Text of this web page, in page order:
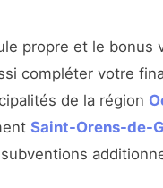
propre et le bonus
compléter votre
de la région
Saint-Orens-de-